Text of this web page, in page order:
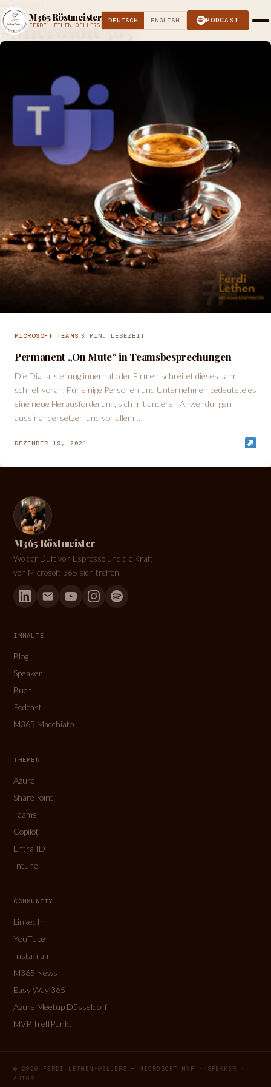
M365 Röstmeister
FERDI LETHEN-OELLERS
DEUTSCH ENGLISH PODCAST
TAGGED
#Microsoft 365
MICROSOFT TEAMS·3 MIN. LESEZEIT
Permanent „On Mute“ in Teamsbesprechungen
Die Digitalisierung innerhalb der Firmen schreitet dieses Jahr
schnell voran. Für einige Personen und Unternehmen bedeutete es
eine neue Herausforderung, sich mit anderen Anwendungen
auseinandersetzen und vor allem…
DEZEMBER 19, 2021
M365 Röstmeister
Wo der Duft von Espresso und die Kraft
von Microsoft 365 sich treffen.
INHALTE
Blog
Speaker
Buch
Podcast
M365 Macchiato
THEMEN
Azure
SharePoint
Teams
Copilot
Entra ID
Intune
COMMUNITY
LinkedIn
YouTube
Instagram
M365 News
Easy Way 365
Azure Meetup Düsseldorf
MVP TreffPunkt
© 2026 FERDI LETHEN-OELLERS — MICROSOFT MVP · SPEAKER ·
AUTOR